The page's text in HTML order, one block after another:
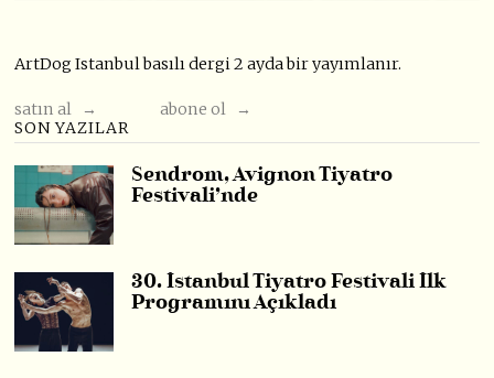
ArtDog Istanbul basılı dergi 2 ayda bir yayımlanır.
satın al →
abone ol →
SON YAZILAR
Sendrom, Avignon Tiyatro
Festivali’nde
30. İstanbul Tiyatro Festivali İlk
Programını Açıkladı